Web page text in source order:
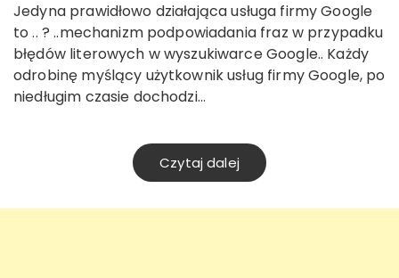
Jedyna prawidłowo działająca usługa firmy Google
to .. ? ..mechanizm podpowiadania fraz w przypadku
błędów literowych w wyszukiwarce Google.. Każdy
odrobinę myślący użytkownik usług firmy Google, po
niedługim czasie dochodzi…
Czytaj dalej